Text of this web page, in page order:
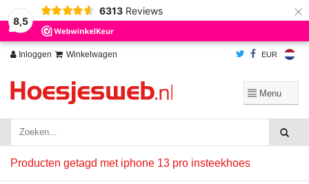
8,5
6313 Reviews ×
Inloggen Winkelwagen EUR
Producten getagd met iphone 13 pro insteekhoes
Wij slaan cookies op om onze website te verbeteren. Is dat akkoord?
Ja
Nee